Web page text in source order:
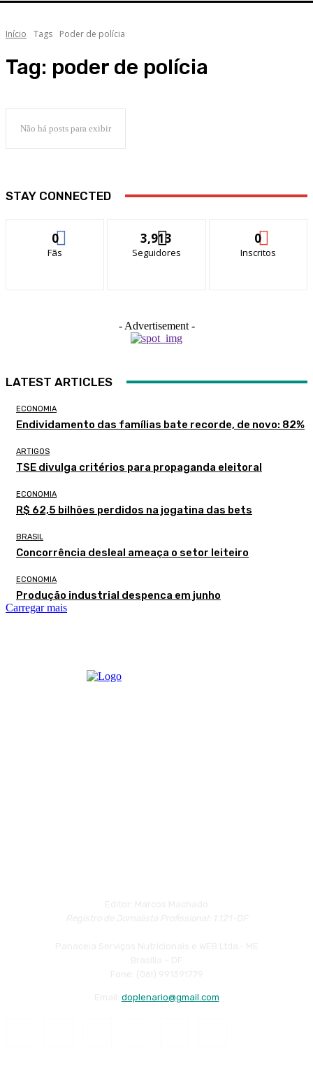
Início Tags Poder de polícia
Tag: poder de polícia
Não há posts para exibir
STAY CONNECTED
0
Fãs
3,913
Seguidores
0
Inscritos
- Advertisement -
LATEST ARTICLES
ECONOMIA
Endividamento das famílias bate recorde, de novo: 82%
ARTIGOS
TSE divulga critérios para propaganda eleitoral
ECONOMIA
R$ 62,5 bilhões perdidos na jogatina das bets
BRASIL
Concorrência desleal ameaça o setor leiteiro
ECONOMIA
Produção industrial despenca em junho
Carregar mais
doplenario@gmail.com